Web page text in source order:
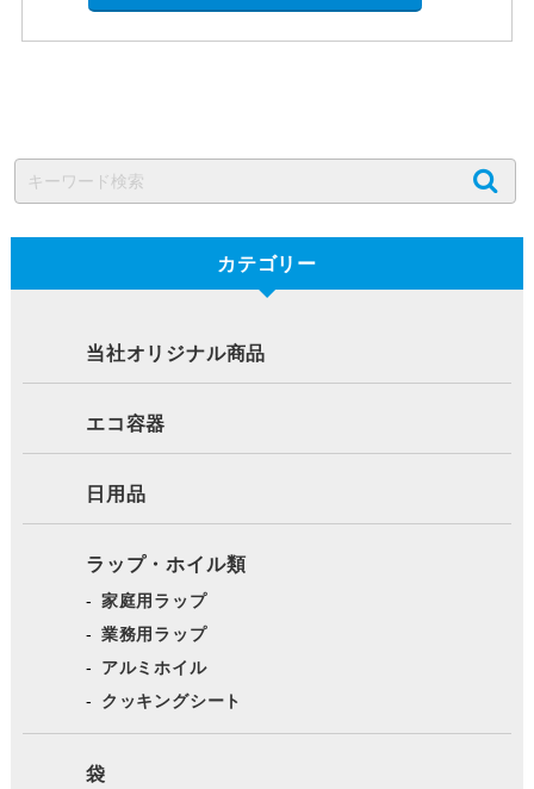
カテゴリー
当社オリジナル商品
エコ容器
日用品
ラップ・ホイル類
家庭用ラップ
業務用ラップ
アルミホイル
クッキングシート
袋